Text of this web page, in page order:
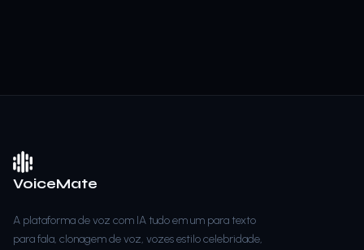
VoiceMate
A plataforma de voz com IA tudo em um para texto
para fala, clonagem de voz, vozes estilo celebridade,